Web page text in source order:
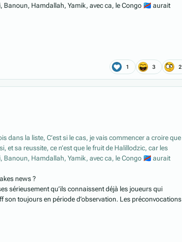
Banoun, Hamdallah, Yamik, avec ca, le Congo 🇨🇩 aurait
1 3 2
dans la liste, C’est si le cas, je vais commencer a croire que
et sa reussite, ce n’est que le fruit de Halillodzic, car les
Banoun, Hamdallah, Yamik, avec ca, le Congo 🇨🇩 aurait
news ?
sérieusement qu’ils connaissent déjà les joueurs qui
son toujours en période d’observation. Les préconvocations